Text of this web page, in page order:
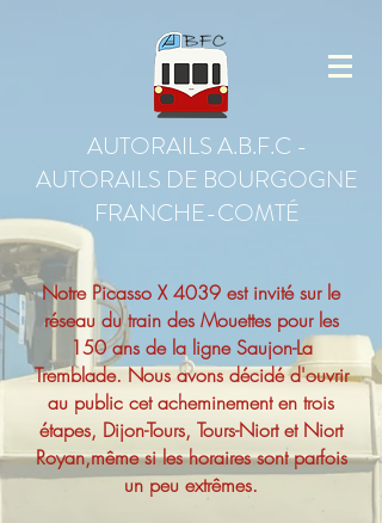
AUTORAILS A.B.F.C -
AUTORAILS DE BOURGOGNE
FRANCHE-COMTÉ
Notre Picasso X 4039 est invité sur le
réseau du train des Mouettes pour les
150 ans de la ligne Saujon-La
Tremblade. Nous avons décidé d'ouvrir
au public cet acheminement en trois
étapes, Dijon-Tours, Tours-Niort et Niort
Royan,même si les horaires sont parfois
un peu extrêmes.